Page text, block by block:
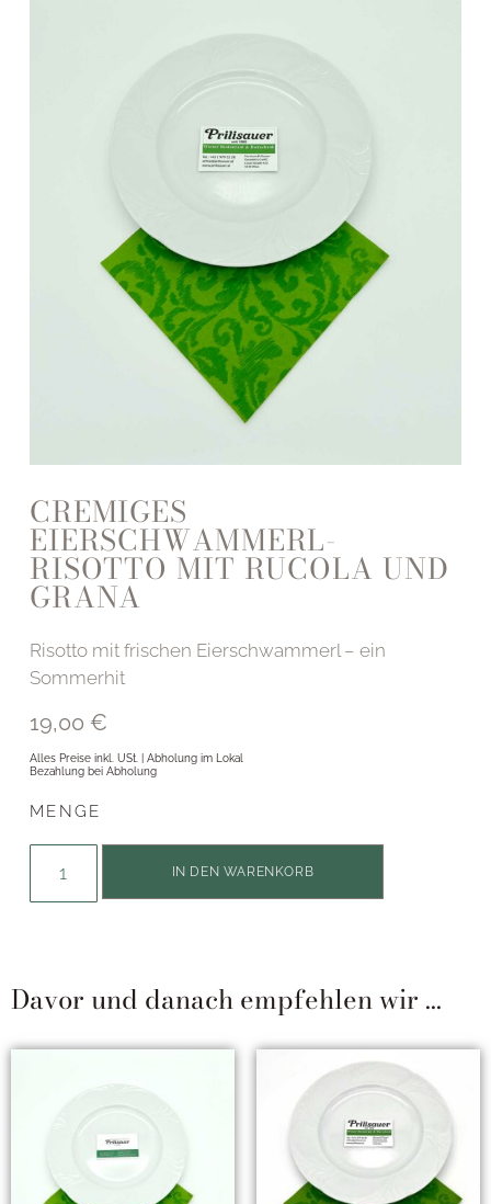
CREMIGES
EIERSCHWAMMERL-
RISOTTO MIT RUCOLA UND
GRANA
Risotto mit frischen Eierschwammerl – ein
Sommerhit
19,00 €
Alles Preise inkl. USt. | Abholung im Lokal
Bezahlung bei Abholung
MENGE
IN DEN WARENKORB
Davor und danach empfehlen wir ...